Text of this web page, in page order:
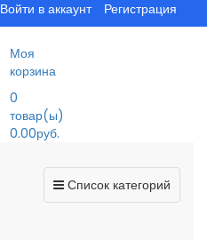
Войти в аккаунт Регистрация
Моя
корзина
0
товар(ы)
0.00руб.
Список категорий